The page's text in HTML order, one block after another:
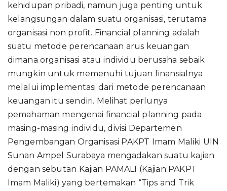
kehidupan pribadi, namun juga penting untuk
kelangsungan dalam suatu organisasi, terutama
organisasi non profit. Financial planning adalah
suatu metode perencanaan arus keuangan
dimana organisasi atau individu berusaha sebaik
mungkin untuk memenuhi tujuan finansialnya
melalui implementasi dari metode perencanaan
keuangan itu sendiri. Melihat perlunya
pemahaman mengenai financial planning pada
masing-masing individu, divisi Departemen
Pengembangan Organisasi PAKPT Imam Maliki UIN
Sunan Ampel Surabaya mengadakan suatu kajian
dengan sebutan Kajian PAMALI (Kajian PAKPT
Imam Maliki) yang bertemakan “Tips and Trik